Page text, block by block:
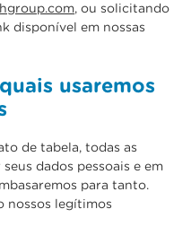
, ou solicitando
disponível em nossas
usaremos
de tabela, todas as
dados pessoais e em
para tanto.
nossos legítimos